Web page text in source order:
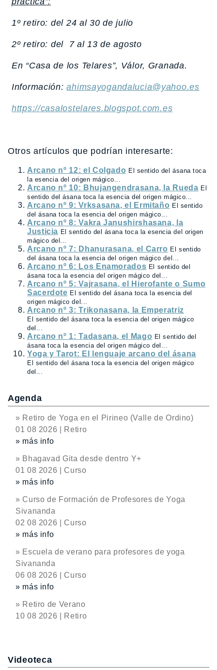
1º retiro: del 24 al 30 de julio
2º retiro: del 7 al 13 de agosto
En “Casa de los Telares”, Válor, Granada.
Información:ahimsayogandalucia@yahoo.es
https://casalostelares.blogspot.com.es
Otros artículos que podrían interesarte:
Arcano nº 12: el Colgado El sentido del ásana toca
la esencia del origen mágico...
Arcano nº 10: Bhujangendrasana, la Rueda El
sentido del ásana toca la esencia del origen mágico...
Arcano nº 9: Vrksasana, el Ermitaño El sentido
del ásana toca la esencia del origen mágico...
Arcano nº 8: Vakra Janushirshasana, la
Justicia El sentido del ásana toca la esencia del origen
mágico del...
Arcano nº 7: Dhanurasana, el Carro El sentido
del ásana toca la esencia del origen mágico del...
Arcano nº 6: Los Enamorados El sentido del
ásana toca la esencia del origen mágico del...
Arcano nº 5: Vajrasana, el Hierofante o Sumo
Sacerdote El sentido del ásana toca la esencia del
origen mágico del...
Arcano nº 3: Trikonasana, la Emperatriz
El sentido del ásana toca la esencia del origen mágico
del...
Arcano nº 1: Tadasana, el Mago El sentido del
ásana toca la esencia del origen mágico del...
Yoga y Tarot: El lenguaje arcano del ásana
El sentido del ásana toca la esencia del origen mágico
del...
Agenda
» Retiro de Yoga en el Pirineo (Valle de Ordino)
01 08 2026 | Retiro
» más info
» Bhagavad Gita desde dentro Y+
01 08 2026 | Curso
» más info
» Curso de Formación de Profesores de Yoga
Sivananda
02 08 2026 | Curso
» más info
» Escuela de verano para profesores de yoga
Sivananda
06 08 2026 | Curso
» más info
» Retiro de Verano
10 08 2026 | Retiro
Videoteca